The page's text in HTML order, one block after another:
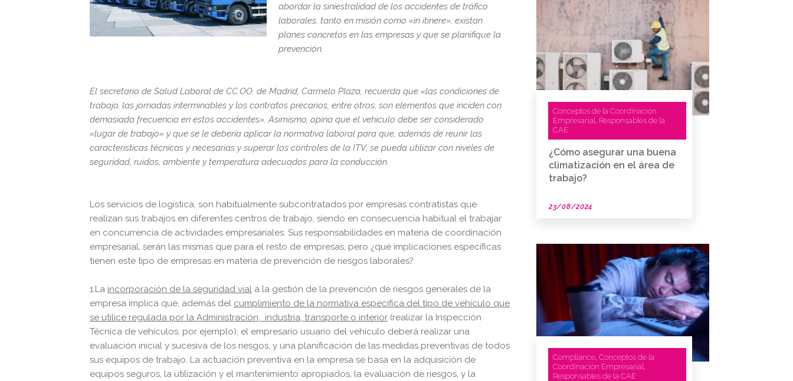
abordar la siniestralidad de los accidentes de tráfico
laborales, tanto en misión como «in itinere», existan
planes concretos en las empresas y que se planifique la
prevención.
El secretario de Salud Laboral de CC.OO. de Madrid, Carmelo Plaza, recuerda que «las condiciones de
trabajo, las jornadas interminables y los contratos precarios, entre otros, son elementos que inciden con
demasiada frecuencia en estos accidentes». Asimismo, opina que el vehículo debe ser considerado
«lugar de trabajo» y que se le debería aplicar la normativa laboral para que, además de reunir las
características técnicas y necesarias y superar los controles de la ITV, se pueda utilizar con niveles de
seguridad, ruidos, ambiente y temperatura adecuados para la conducción.
Los servicios de logística, son habitualmente subcontratados por empresas contratistas que
realizan sus trabajos en diferentes centros de trabajo, siendo en consecuencia habitual el trabajar
en concurrencia de actividades empresariales. Sus responsabilidades en materia de coordinación
empresarial, serán las mismas que para el resto de empresas, pero ¿qué implicaciones específicas
tienen este tipo de empresas en materia de prevención de riesgos laborales?
1.La incorporación de la seguridad vial a la gestión de la prevención de riesgos generales de la
empresa implica que, además del cumplimiento de la normativa específica del tipo de vehículo que
se utilice regulada por la Administración, industria, transporte o interior (realizar la Inspección
Técnica de vehículos, por ejemplo), el empresario usuario del vehículo deberá realizar una
evaluación inicial y sucesiva de los riesgos, y una planificación de las medidas preventivas de todos
sus equipos de trabajo. La actuación preventiva en la empresa se basa en la adquisición de
equipos seguros, la utilización y el mantenimiento apropiados, la evaluación de riesgos, y la
Conceptos de la Coordinación
Empresarial
Responsables de la
CAE
¿Cómo asegurar una buena
climatización en el área de
trabajo?
23/08/2024
Compliance Conceptos de la
Coordinación Empresarial
Responsables de la CAE